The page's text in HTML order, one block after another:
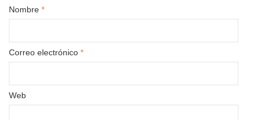
Nombre *
Correo electrónico *
Web